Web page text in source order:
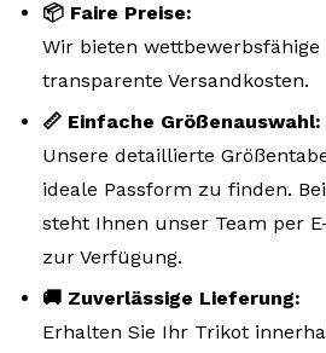
📦 Faire Preise:
Wir bieten wettbewerbsfähige
transparente Versandkosten.
📏 Einfache Größenauswahl:
Unsere detaillierte
ideale Passform zu finden.
steht Ihnen unser Team per
zur Verfügung.
🚚 Zuverlässige Lieferung:
Erhalten Sie Ihr Trikot